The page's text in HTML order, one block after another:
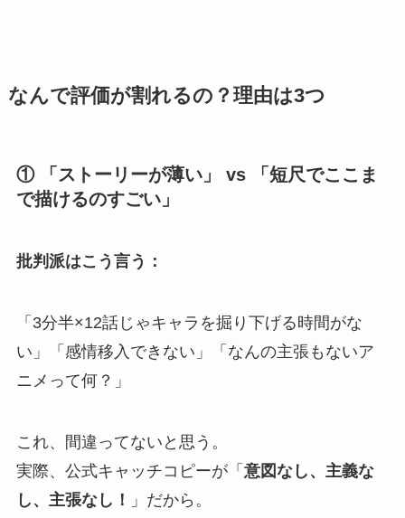
なんで評価が割れるの？理由は3つ
① 「ストーリーが薄い」 vs 「短尺でここま
で描けるのすごい」
批判派はこう言う：
「3分半×12話じゃキャラを掘り下げる時間がな
い」「感情移入できない」「なんの主張もないア
ニメって何？」
これ、間違ってないと思う。
実際、公式キャッチコピーが「 意図なし、主義な
し、主張なし！
」だから。